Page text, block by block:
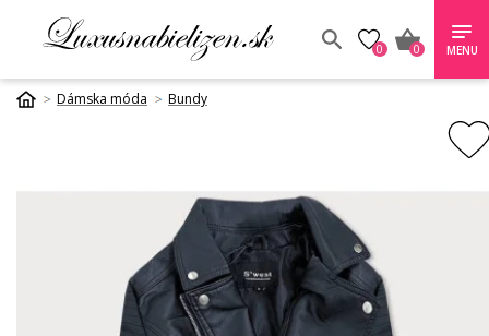
0 0 MENU
Dámska móda Bundy